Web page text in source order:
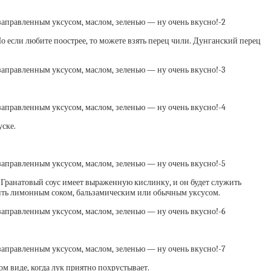
любите поострее, то можете взять перец чили. Дунганский перец
соус имеет выраженную кислинку, и он будет служить
лимонным соком, бальзамическим или обычным уксусом.
виде, когда лук приятно похрустывает.